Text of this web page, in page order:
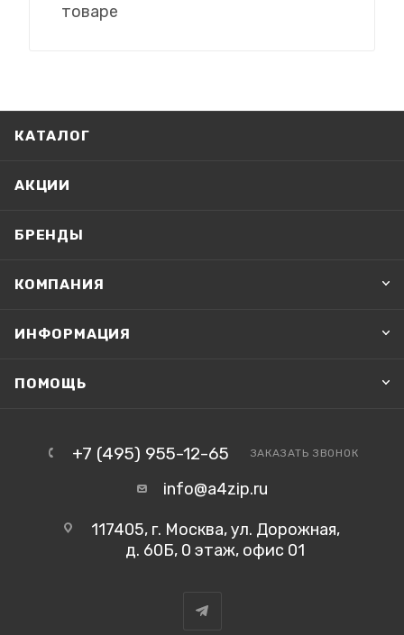
товаре
КАТАЛОГ
АКЦИИ
БРЕНДЫ
КОМПАНИЯ
ИНФОРМАЦИЯ
ПОМОЩЬ
+7 (495) 955-12-65 ЗАКАЗАТЬ ЗВОНОК
info@a4zip.ru
117405, г. Москва, ул. Дорожная,
д. 60Б, 0 этаж, офис 01